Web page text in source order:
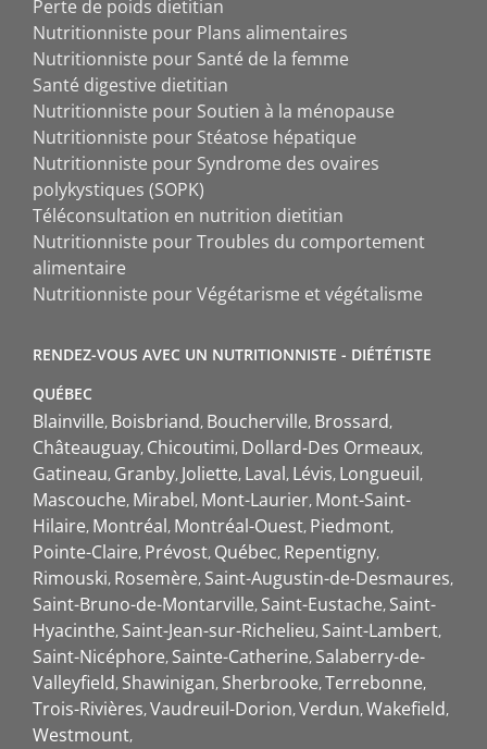
Perte de poids dietitian
Nutritionniste pour Plans alimentaires
Nutritionniste pour Santé de la femme
Santé digestive dietitian
Nutritionniste pour Soutien à la ménopause
Nutritionniste pour Stéatose hépatique
Nutritionniste pour Syndrome des ovaires
polykystiques (SOPK)
Téléconsultation en nutrition dietitian
Nutritionniste pour Troubles du comportement
alimentaire
Nutritionniste pour Végétarisme et végétalisme
RENDEZ-VOUS AVEC UN NUTRITIONNISTE - DIÉTÉTISTE
QUÉBEC
Blainville Boisbriand Boucherville Brossard
Châteauguay Chicoutimi Dollard-Des Ormeaux
Gatineau Granby Joliette Laval Lévis Longueuil
Mascouche Mirabel Mont-Laurier Mont-Saint-
Hilaire Montréal Montréal-Ouest Piedmont
Pointe-Claire Prévost Québec Repentigny
Rimouski Rosemère Saint-Augustin-de-Desmaures
Saint-Bruno-de-Montarville Saint-Eustache Saint-
Hyacinthe Saint-Jean-sur-Richelieu Saint-Lambert
Saint-Nicéphore Sainte-Catherine Salaberry-de-
Valleyfield Shawinigan Sherbrooke Terrebonne
Trois-Rivières Vaudreuil-Dorion Verdun Wakefield
Westmount